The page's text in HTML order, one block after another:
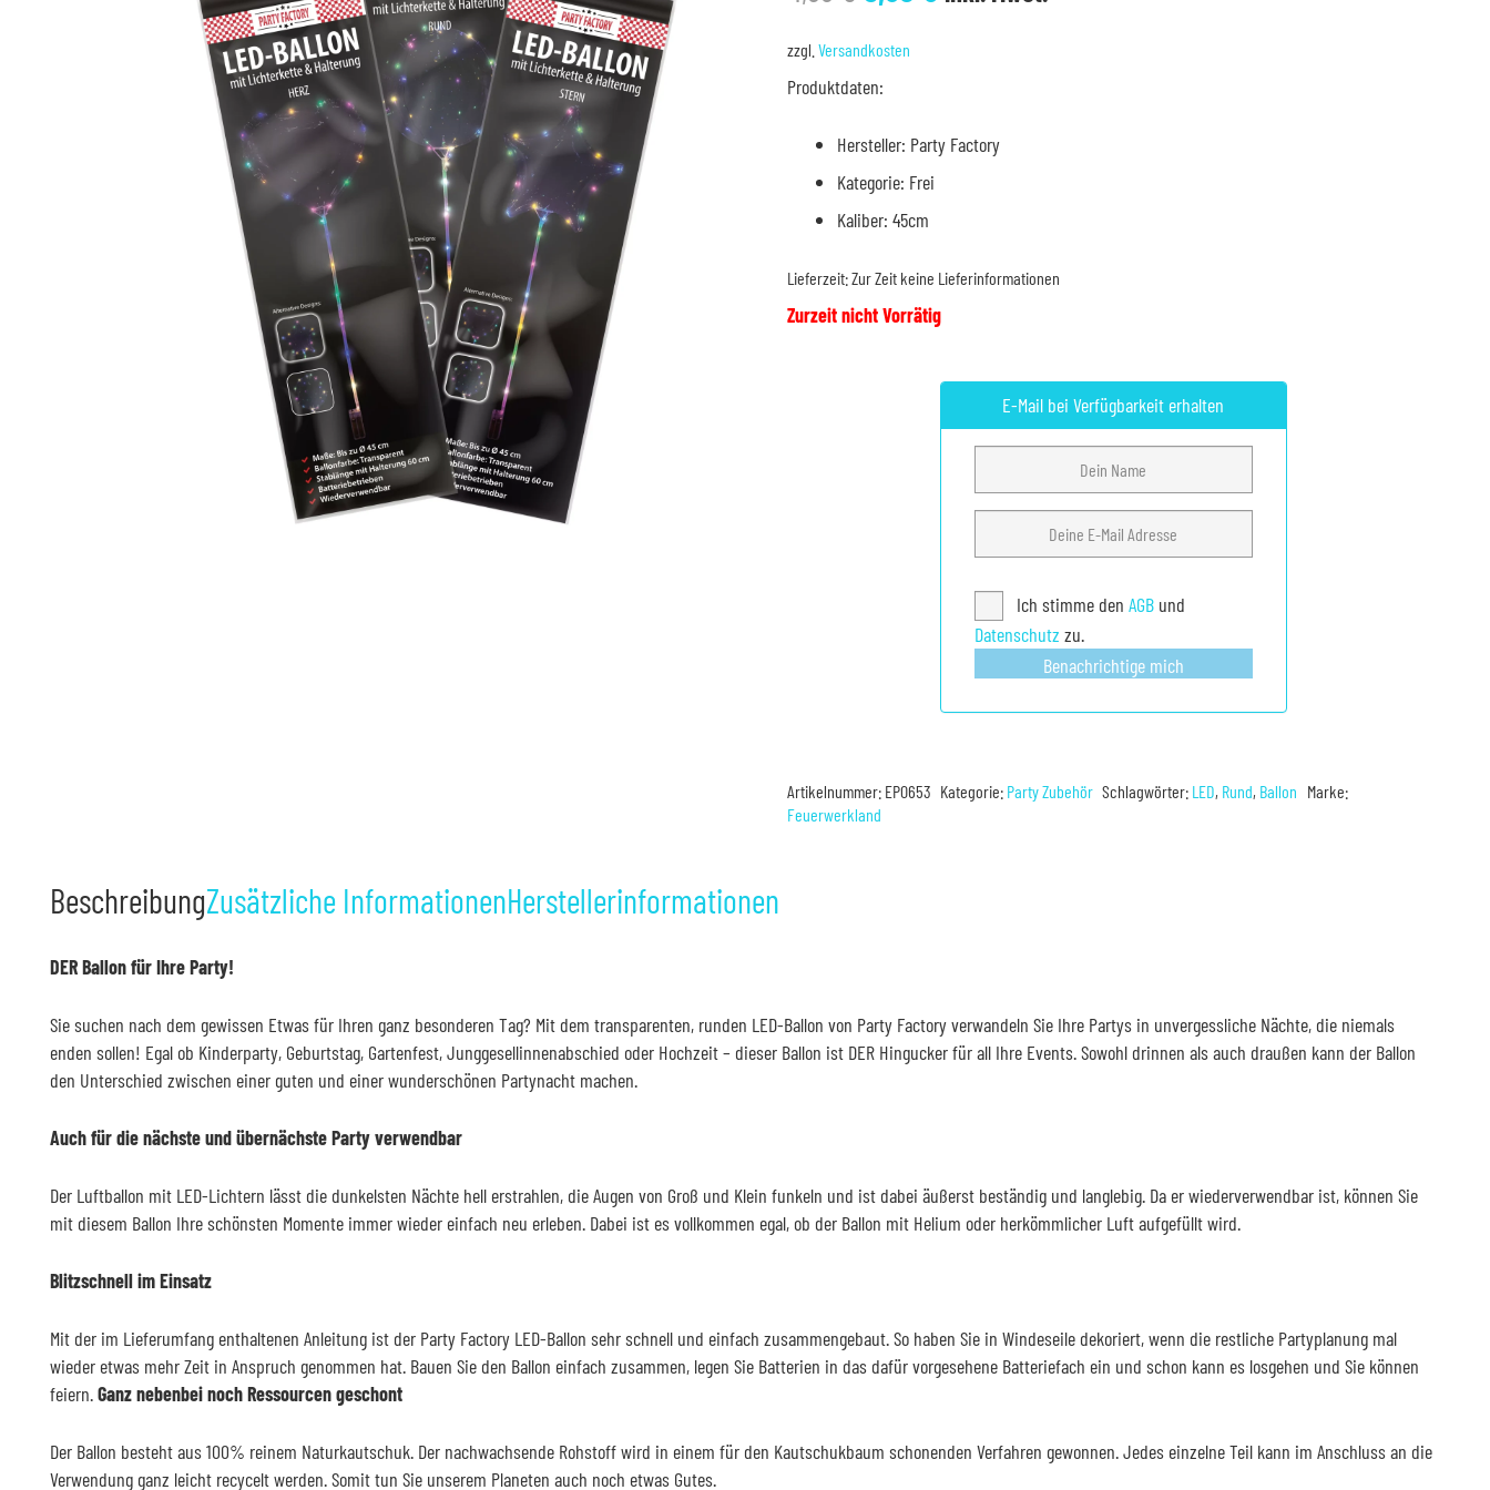
Preis
war:
4,99 €
Preis
zzgl. Versandkosten
Produktdaten:
Hersteller: Party Factory
Kategorie: Frei
Kaliber: 45cm
Lieferzeit:Zur Zeit keine Lieferinformationen
Zurzeit nicht Vorrätig
E-Mail bei Verfügbarkeit erhalten
Ich stimme den AGB und
Datenschutz zu.
Benachrichtige mich
Artikelnummer: EP0653 Kategorie: Party Zubehör Schlagwörter: LED, Rund, Ballon Marke:
Feuerwerkland
BeschreibungZusätzliche InformationenHerstellerinformationen
DER Ballon für Ihre Party!
Sie suchen nach dem gewissen Etwas für Ihren ganz besonderen Tag? Mit dem transparenten, runden LED-Ballon von Party Factory verwandeln Sie Ihre Partys in unvergessliche Nächte, die niemals
enden sollen! Egal ob Kinderparty, Geburtstag, Gartenfest, Junggesellinnenabschied oder Hochzeit – dieser Ballon ist DER Hingucker für all Ihre Events. Sowohl drinnen als auch draußen kann der Ballon
den Unterschied zwischen einer guten und einer wunderschönen Partynacht machen.
Auch für die nächste und übernächste Party verwendbar
Der Luftballon mit LED-Lichtern lässt die dunkelsten Nächte hell erstrahlen, die Augen von Groß und Klein funkeln und ist dabei äußerst beständig und langlebig. Da er wiederverwendbar ist, können Sie
mit diesem Ballon Ihre schönsten Momente immer wieder einfach neu erleben. Dabei ist es vollkommen egal, ob der Ballon mit Helium oder herkömmlicher Luft aufgefüllt wird.
Blitzschnell im Einsatz
Mit der im Lieferumfang enthaltenen Anleitung ist der Party Factory LED-Ballon sehr schnell und einfach zusammengebaut. So haben Sie in Windeseile dekoriert, wenn die restliche Partyplanung mal
wieder etwas mehr Zeit in Anspruch genommen hat. Bauen Sie den Ballon einfach zusammen, legen Sie Batterien in das dafür vorgesehene Batteriefach ein und schon kann es losgehen und Sie können
feiern.Ganz nebenbei noch Ressourcen geschont
Der Ballon besteht aus 100% reinem Naturkautschuk. Der nachwachsende Rohstoff wird in einem für den Kautschukbaum schonenden Verfahren gewonnen. Jedes einzelne Teil kann im Anschluss an die
Verwendung ganz leicht recycelt werden. Somit tun Sie unserem Planeten auch noch etwas Gutes.